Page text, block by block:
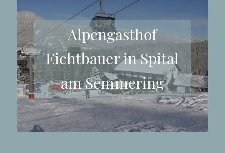
Alpengasthof
Eichtbauer in Spital
am Semmering